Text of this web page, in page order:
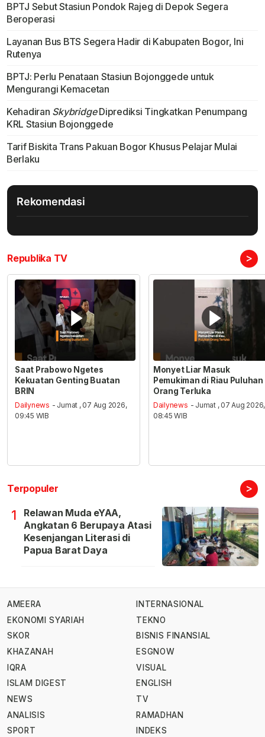
BPTJ Sebut Stasiun Pondok Rajeg di Depok Segera
Beroperasi
Layanan Bus BTS Segera Hadir di Kabupaten Bogor, Ini
Rutenya
BPTJ: Perlu Penataan Stasiun Bojonggede untuk
Mengurangi Kemacetan
Kehadiran SkybridgeDiprediksi Tingkatkan Penumpang
KRL Stasiun Bojonggede
Tarif Biskita Trans Pakuan Bogor Khusus Pelajar Mulai
Berlaku
Rekomendasi
Republika TV >
Saat Prabowo Ngetes
Kekuatan Genting Buatan
BRIN
Dailynews - Jumat , 07 Aug 2026,
09:45 WIB
Monyet Liar Masuk
Pemukiman di Riau Puluhan
Orang Terluka
Dailynews - Jumat , 07 Aug 2026,
08:45 WIB
Terpopuler >
1
Relawan Muda eYAA,
Angkatan 6 Berupaya Atasi
Kesenjangan Literasi di
Papua Barat Daya
AMEERA
EKONOMI SYARIAH
SKOR
KHAZANAH
IQRA
ISLAM DIGEST
NEWS
ANALISIS
SPORT
INTERNASIONAL
TEKNO
BISNIS FINANSIAL
ESGNOW
VISUAL
ENGLISH
TV
RAMADHAN
INDEKS